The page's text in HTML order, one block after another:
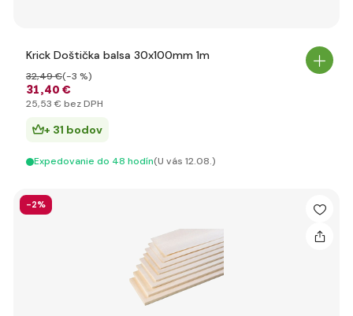
Krick Doštička balsa 30x100mm 1m
31,40 €
32,49 €(-3 %)
25,53 € bez DPH
+ 31 bodov
Expedovanie do 48 hodín(U vás 12.08.)
-2%